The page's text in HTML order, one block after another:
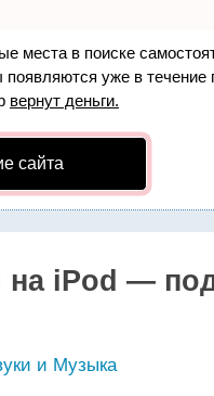
места в поиске
появляются уже в
вернут деньги.
сайта
на iPod —
и Музыка